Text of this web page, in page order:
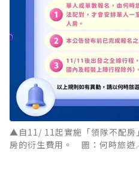
▲自11/ 11起實施「領隊不配房
房的衍生費用。 圖：何時旅遊